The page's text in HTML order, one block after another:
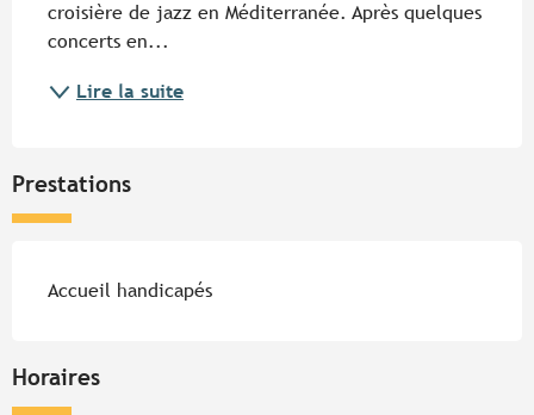
croisière de jazz en Méditerranée. Après quelques
concerts en...
Lire la suite
Prestations
Accueil handicapés
Horaires